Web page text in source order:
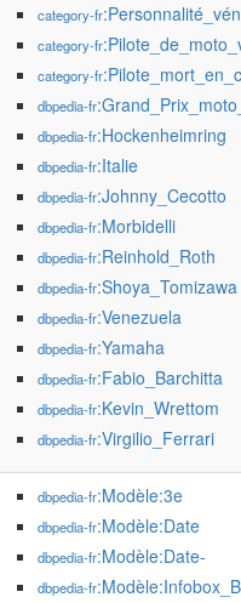
category-fr
category-fr
category-fr
dbpedia-fr
dbpedia-fr:Hockenheimring
dbpedia-fr:Italie
dbpedia-fr:Johnny_Cecotto
dbpedia-fr:Morbidelli
dbpedia-fr:Reinhold_Roth
dbpedia-fr:Shoya_Tomizawa
dbpedia-fr:Venezuela
dbpedia-fr:Yamaha
dbpedia-fr:Fabio_Barchitta
dbpedia-fr:Kevin_Wrettom
dbpedia-fr:Virgilio_Ferrari
dbpedia-fr:Modèle:3e
dbpedia-fr:Modèle:Date
dbpedia-fr:Modèle:Date-
dbpedia-fr